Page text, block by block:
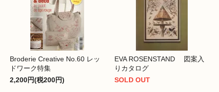
Broderie Creative No.60 レッ
ドワーク特集
2,200円(税200円)
EVA ROSENSTAND 図案入
りカタログ
SOLD OUT